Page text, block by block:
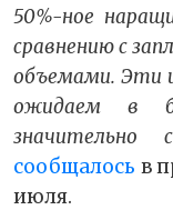
50%-ное
сравнению с
объемами. Эти
ожидаем в
значительно
сообщалось в
июля.